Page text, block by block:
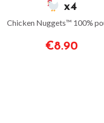
x4
Chicken Nuggets™ 100%
€8.90